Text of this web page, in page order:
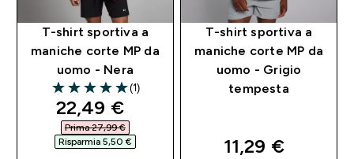
T-shirt sportiva a
maniche corte MP da
uomo - Nera
5 out of 5 stars
(1)
discounted price
22,49 €‎
Prima 27,99 €‎
Risparmia 5,50 €‎
T-shirt sportiva a
maniche corte MP da
uomo - Grigio
tempesta
discounted
11,29 €‎